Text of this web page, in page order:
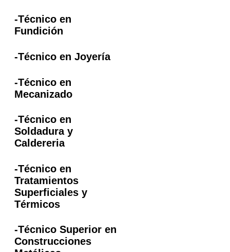
-Técnico en
Fundición
-Técnico en Joyería
-Técnico en
Mecanizado
-Técnico en
Soldadura y
Caldereria
-Técnico en
Tratamientos
Superficiales y
Térmicos
-Técnico Superior en
Construcciones